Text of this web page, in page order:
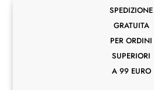
SPEDIZIONE
GRATUITA
PER ORDINI
SUPERIORI
A 99 EURO